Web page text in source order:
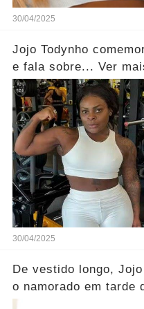
30/04/2025
Jojo Todynho
e fala sobre... Ver
30/04/2025
De vestido longo,
o namorado em tarde